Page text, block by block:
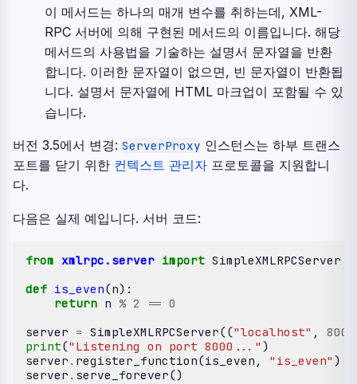
이 메서드는 하나의 매개 변수를 취하는데, XML-
RPC 서버에 의해 구현된 메서드의 이름입니다. 해당
메서드의 사용법을 기술하는 설명서 문자열을 반환
합니다. 이러한 문자열이 없으면, 빈 문자열이 반환됩
니다. 설명서 문자열에 HTML 마크업이 포함될 수 있
습니다.
버전 3.5에서 변경: ServerProxy 인스턴스는 하부 트랜스
포트를 닫기 위한 컨텍스트 관리자 프로토콜을 지원합니
다.
다음은 실제 예입니다. 서버 코드:
from xmlrpc.server import SimpleXMLRPCServer
def is_even(n):
return n % 2 == 0
server = SimpleXMLRPCServer(("localhost" , 8000
print("Listening on port 8000..." )
server . register_function(is_even , "is_even" )
server . serve_forever()